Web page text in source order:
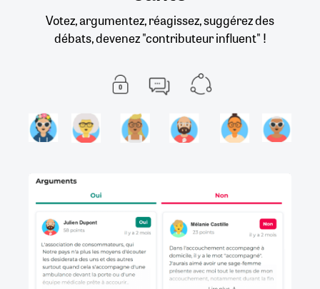
Votez, argumentez, réagissez, suggérez des
débats, devenez "contributeur influent" !